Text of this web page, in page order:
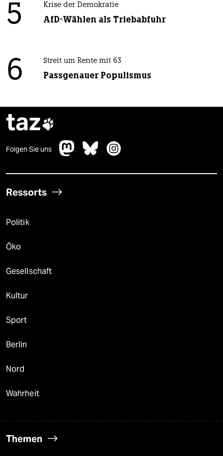
5 Krise der Demokratie
AfD-Wählen als Triebabfuhr
6 Streit um Rente mit 63
Passgenauer Populismus
taz
Folgen Sie uns
Ressorts
Politik
Öko
Gesellschaft
Kultur
Sport
Berlin
Nord
Wahrheit
Themen